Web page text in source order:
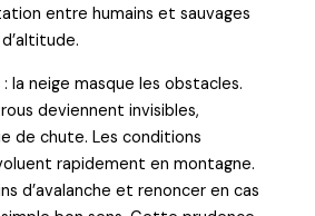
entre humains et sauvages
neige masque les obstacles.
deviennent invisibles,
de chute. Les conditions
rapidement en montagne.
d’avalanche et renoncer en cas